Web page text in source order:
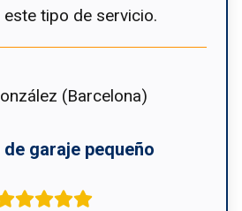
tipo de servicio.
(Barcelona)
garaje pequeño